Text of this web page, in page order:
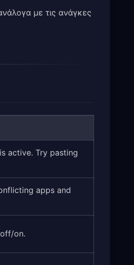
με τις ανάγκες
active. Try pasting
apps and
on.